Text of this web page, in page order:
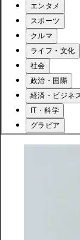
エンタメ
スポーツ
クルマ
ライフ・文化
社会
政治・国際
経済・ビジネ
IT・科学
グラビア